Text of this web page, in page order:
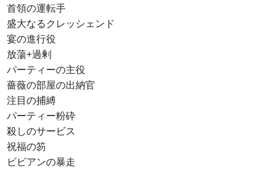
首領の運転手
盛大なるクレッシェンド
宴の進行役
放蕩+過剰
パーティーの主役
薔薇の部屋の出納官
注目の捕縛
パーティー粉砕
殺しのサービス
祝福の笏
ビビアンの暴走